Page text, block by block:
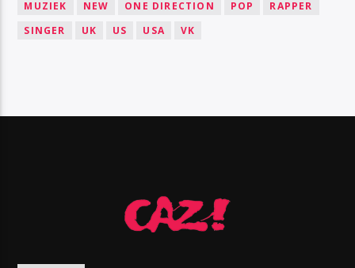
MUZIEK
NEW ONE DIRECTION POP
RAPPER
SINGER
UK US USA VK